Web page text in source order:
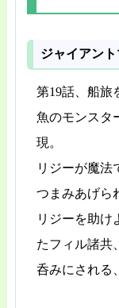
ジャイアン
第19話、船旅
魚のモンスタ
現。
リジーが魔法
つまみあげら
リジーを助け
たフィル諸共
呑みにされる